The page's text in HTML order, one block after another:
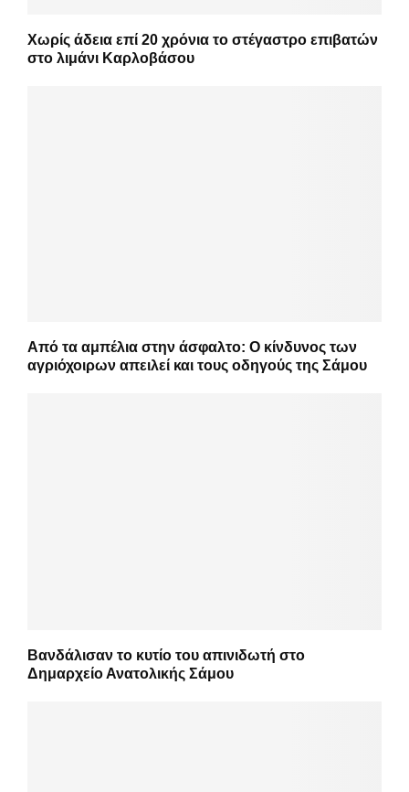
Χωρίς άδεια επί 20 χρόνια το στέγαστρο επιβατών
στο λιμάνι Καρλοβάσου
Από τα αμπέλια στην άσφαλτο: Ο κίνδυνος των
αγριόχοιρων απειλεί και τους οδηγούς της Σάμου
Βανδάλισαν το κυτίο του απινιδωτή στο
Δημαρχείο Ανατολικής Σάμου